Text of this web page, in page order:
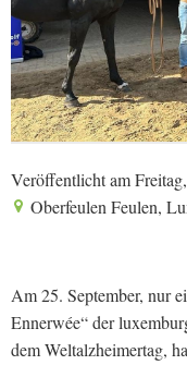
Veröffentlicht am
Oberfeulen Feulen,
Am 25. September, nur
Ennerwée“ der
dem Weltalzheimertag,